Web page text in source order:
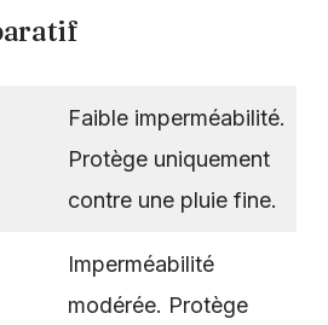
Faible imperméabilité.
Protège uniquement
contre une pluie fine.
Imperméabilité
modérée. Protège